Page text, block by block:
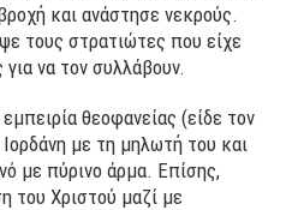
και ανάστησε νεκρούς.
τους στρατιώτες που είχε
για να τον συλλάβουν.
θεοφανείας (είδε τον
Ιορδάνη με τη μηλωτή του και
με πύρινο άρμα. Επίσης,
Χριστού μαζί με